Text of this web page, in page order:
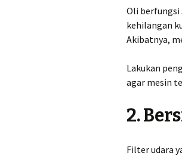
Oli berfungsi
kehilangan
Akibatnya,
Lakukan
agar mesin
2.
Filter udara